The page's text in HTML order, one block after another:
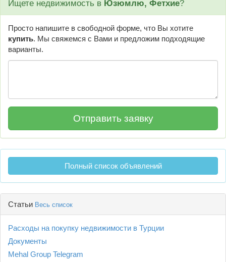
Ищете недвижимость в Юзюмлю, Фетхие?
Просто напишите в свободной форме, что Вы хотите
купить. Мы свяжемся с Вами и предложим подходящие
варианты.
Полный список объявлений
Статьи Весь список
Расходы на покупку недвижимости в Турции
Документы
Mehal Group Telegram